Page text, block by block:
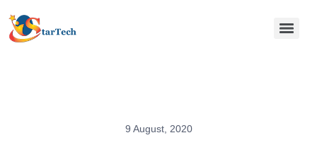
9 August, 2020